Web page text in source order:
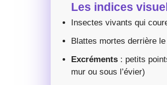
Les indices
Insectes vivants qui
Blattes mortes derrière
Excréments : petits
mur ou sous l’évier)